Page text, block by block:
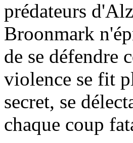
prédateurs
Broonmark
de se défendre
violence se fit
secret, se
chaque coup